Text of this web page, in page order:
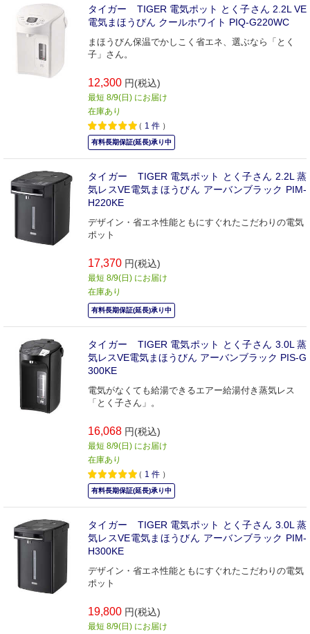
タイガー TIGER 電気ポット とく子さん 2.2L VE
電気まほうびん クールホワイト PIQ-G220WC
まほうびん保温でかしこく省エネ、選ぶなら「とく
子」さん。
12,300 円(税込)
最短 8/9(日) にお届け
在庫あり
（ 1 件 ）
有料長期保証(延長)承り中
タイガー TIGER 電気ポット とく子さん 2.2L 蒸
気レスVE電気まほうびん アーバンブラック PIM-
H220KE
デザイン・省エネ性能ともにすぐれたこだわりの電気
ポット
17,370 円(税込)
最短 8/9(日) にお届け
在庫あり
有料長期保証(延長)承り中
タイガー TIGER 電気ポット とく子さん 3.0L 蒸
気レスVE電気まほうびん アーバンブラック PIS-G
300KE
電気がなくても給湯できるエアー給湯付き蒸気レス
「とく子さん」。
16,068 円(税込)
最短 8/9(日) にお届け
在庫あり
（ 1 件 ）
有料長期保証(延長)承り中
タイガー TIGER 電気ポット とく子さん 3.0L 蒸
気レスVE電気まほうびん アーバンブラック PIM-
H300KE
デザイン・省エネ性能ともにすぐれたこだわりの電気
ポット
19,800 円(税込)
最短 8/9(日) にお届け